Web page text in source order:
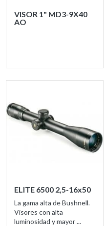
VISOR 1" MD3-9X40
AO
ELITE 6500 2,5-16x50
La gama alta de Bushnell.
Visores con alta
luminosidad y mayor ...